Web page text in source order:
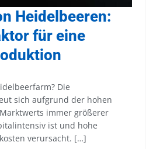
Heidelbeeren:
für eine
Die
sich aufgrund der hohen
immer größerer
ist und hohe
verursacht. […]